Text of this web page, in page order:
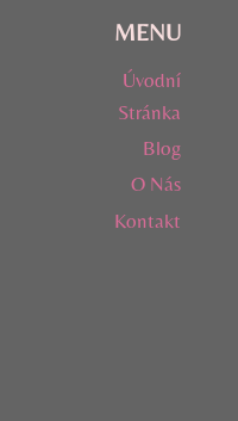
MENU
Úvodní
Stránka
Blog
O Nás
Kontakt